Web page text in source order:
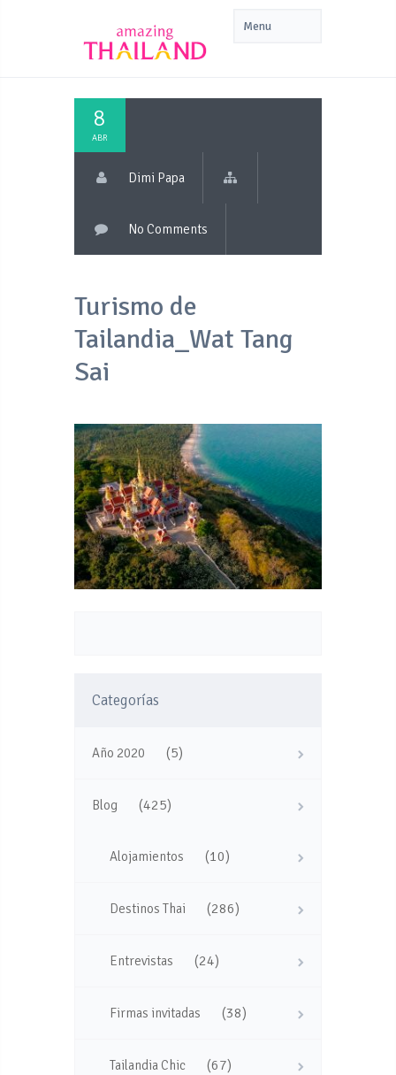
8
ABR
Dimi Papa
No Comments
Turismo de
Tailandia_Wat Tang
Sai
Categorías
Año 2020 (5)
Blog (425)
Alojamientos (10)
Destinos Thai (286)
Entrevistas (24)
Firmas invitadas (38)
Tailandia Chic (67)